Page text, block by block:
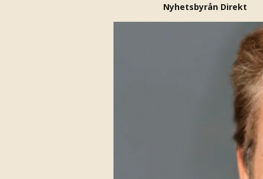
Nyhetsbyrån Direkt